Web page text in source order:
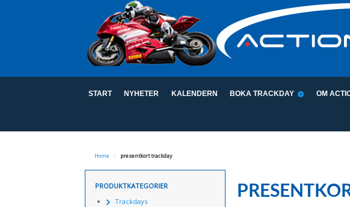
START NYHETER KALENDERN BOKA TRACKDAY OM
Home / presentkort trackday
PRODUKTKATEGORIER
Trackdays